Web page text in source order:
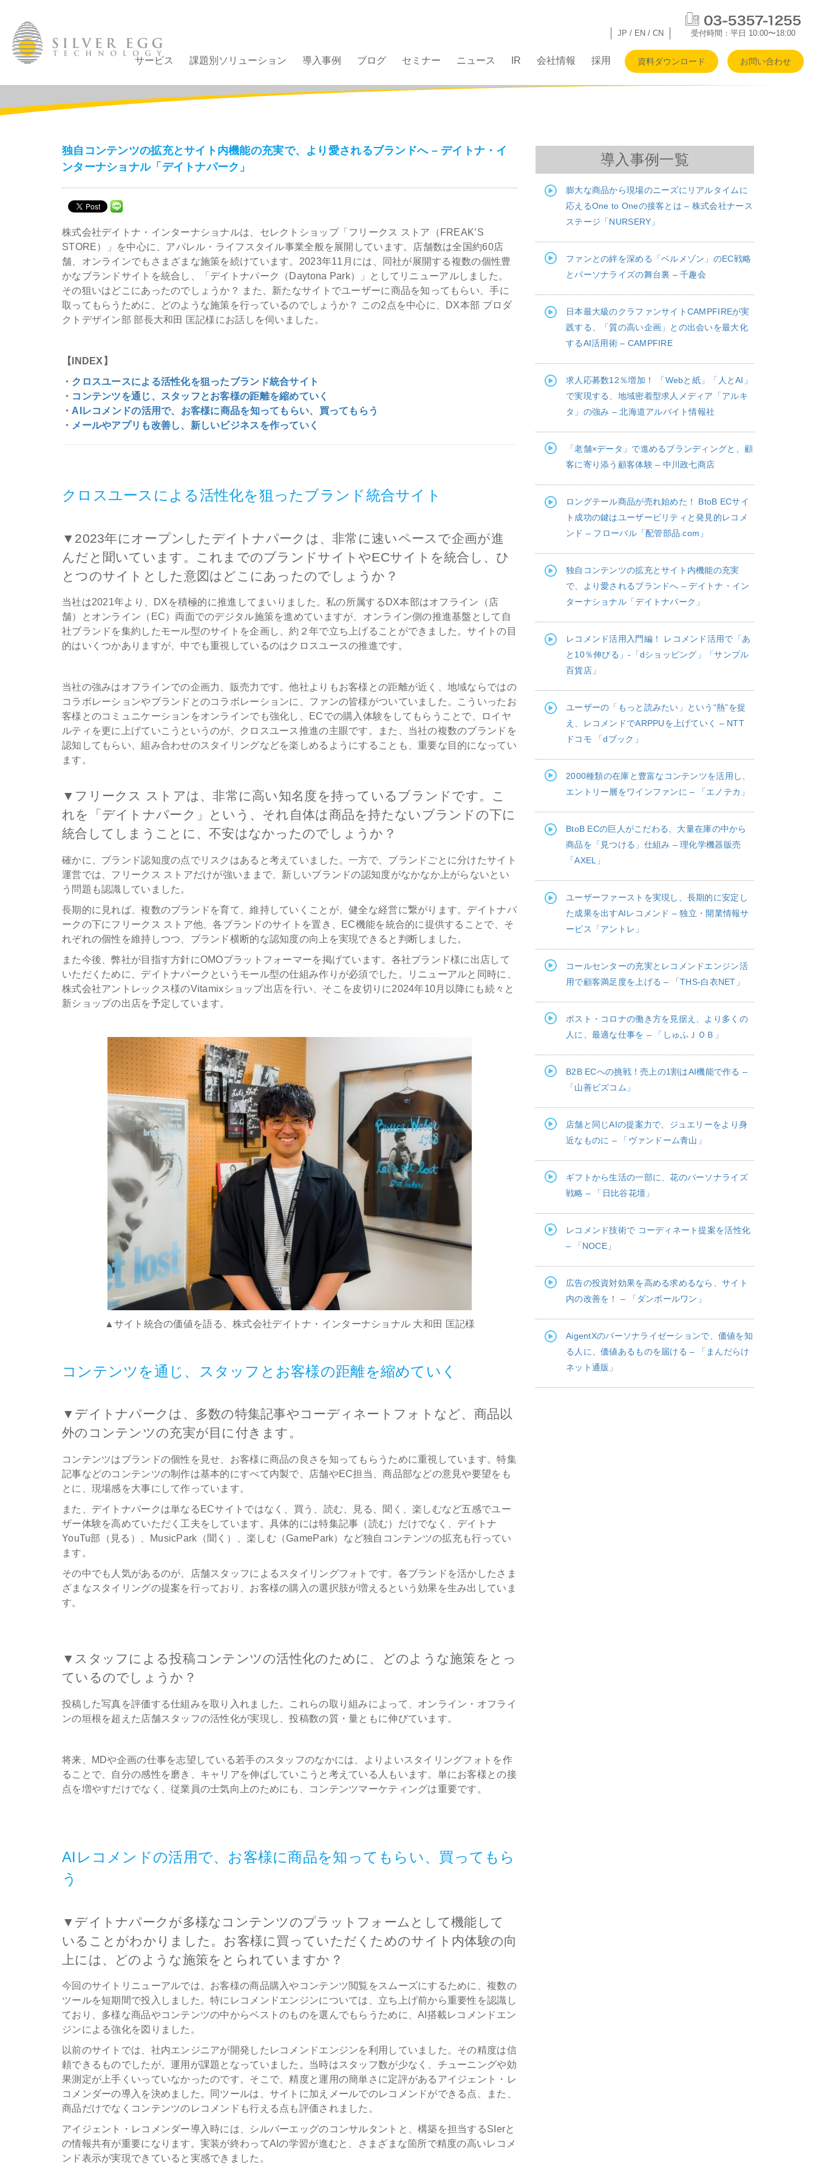
サービス 課題別ソリューション 導入事例 ブログ セミナー ニュース IR 会社情報 採用 資料ダウンロード お問い合わせ
受付時間：平日 10:00〜18:00
JP / EN / CN
独自コンテンツの拡充とサイト内機能の充実で、より愛されるブランドへ – デイトナ・イ
ンターナショナル「デイトナパーク」
株式会社デイトナ・インターナショナルは、セレクトショップ「フリークス ストア（FREAK’S
STORE）」を中心に、アパレル・ライフスタイル事業全般を展開しています。店舗数は全国約60店
舗、オンラインでもさまざまな施策を続けています。2023年11月には、同社が展開する複数の個性豊
かなブランドサイトを統合し、「デイトナパーク（Daytona Park）」としてリニューアルしました。
その狙いはどこにあったのでしょうか？ また、新たなサイトでユーザーに商品を知ってもらい、手に
取ってもらうために、どのような施策を行っているのでしょうか？ この2点を中心に、DX本部 プロダ
クトデザイン部 部長大和田 匡記様にお話しを伺いました。
【INDEX】
・ クロスユースによる活性化を狙ったブランド統合サイト
・ コンテンツを通じ、スタッフとお客様の距離を縮めていく
・ AIレコメンドの活用で、お客様に商品を知ってもらい、買ってもらう
・ メールやアプリも改善し、新しいビジネスを作っていく
クロスユースによる活性化を狙ったブランド統合サイト
▼2023年にオープンしたデイトナパークは、非常に速いペースで企画が進
んだと聞いています。これまでのブランドサイトやECサイトを統合し、ひ
とつのサイトとした意図はどこにあったのでしょうか？
当社は2021年より、DXを積極的に推進してまいりました。私の所属するDX本部はオフライン（店
舗）とオンライン（EC）両面でのデジタル施策を進めていますが、オンライン側の推進基盤として自
社ブランドを集約したモール型のサイトを企画し、約２年で立ち上げることができました。サイトの目
的はいくつかありますが、中でも重視しているのはクロスユースの推進です。
当社の強みはオフラインでの企画力、販売力です。他社よりもお客様との距離が近く、地域ならではの
コラボレーションやブランドとのコラボレーションに、ファンの皆様がついていました。こういったお
客様とのコミュニケーションをオンラインでも強化し、ECでの購入体験をしてもらうことで、ロイヤ
ルティを更に上げていこうというのが、クロスユース推進の主眼です。また、当社の複数のブランドを
認知してもらい、組み合わせのスタイリングなどを楽しめるようにすることも、重要な目的になってい
ます。
▼フリークス ストアは、非常に高い知名度を持っているブランドです。こ
れを「デイトナパーク」という、それ自体は商品を持たないブランドの下に
統合してしまうことに、不安はなかったのでしょうか？
確かに、ブランド認知度の点でリスクはあると考えていました。一方で、ブランドごとに分けたサイト
運営では、フリークス ストアだけが強いままで、新しいブランドの認知度がなかなか上がらないとい
う問題も認識していました。
長期的に見れば、複数のブランドを育て、維持していくことが、健全な経営に繋がります。デイトナパ
ークの下にフリークス ストア他、各ブランドのサイトを置き、EC機能を統合的に提供することで、そ
れぞれの個性を維持しつつ、ブランド横断的な認知度の向上を実現できると判断しました。
また今後、弊社が目指す方針にOMOプラットフォーマーを掲げています。各社ブランド様に出店して
いただくために、デイトナパークというモール型の仕組み作りが必須でした。リニューアルと同時に、
株式会社アントレックス様のVitamixショップ出店を行い、そこを皮切りに2024年10月以降にも続々と
新ショップの出店を予定しています。
▲サイト統合の価値を語る、株式会社デイトナ・インターナショナル 大和田 匡記様
コンテンツを通じ、スタッフとお客様の距離を縮めていく
▼デイトナパークは、多数の特集記事やコーディネートフォトなど、商品以
外のコンテンツの充実が目に付きます。
コンテンツはブランドの個性を見せ、お客様に商品の良さを知ってもらうために重視しています。特集
記事などのコンテンツの制作は基本的にすべて内製で、店舗やEC担当、商品部などの意見や要望をも
とに、現場感を大事にして作っています。
また、デイトナパークは単なるECサイトではなく、買う、読む、見る、聞く、楽しむなど五感でユー
ザー体験を高めていただく工夫をしています。具体的には特集記事（読む）だけでなく、デイトナ
YouTu部（見る）、MusicPark（聞く）、楽しむ（GamePark）など独自コンテンツの拡充も行ってい
ます。
その中でも人気があるのが、店舗スタッフによるスタイリングフォトです。各ブランドを活かしたさま
ざまなスタイリングの提案を行っており、お客様の購入の選択肢が増えるという効果を生み出していま
す。
▼スタッフによる投稿コンテンツの活性化のために、どのような施策をとっ
ているのでしょうか？
投稿した写真を評価する仕組みを取り入れました。これらの取り組みによって、オンライン・オフライ
ンの垣根を超えた店舗スタッフの活性化が実現し、投稿数の質・量ともに伸びています。
将来、MDや企画の仕事を志望している若手のスタッフのなかには、よりよいスタイリングフォトを作
ることで、自分の感性を磨き、キャリアを伸ばしていこうと考えている人もいます。単にお客様との接
点を増やすだけでなく、従業員の士気向上のためにも、コンテンツマーケティングは重要です。
AIレコメンドの活用で、お客様に商品を知ってもらい、買ってもら
う
▼デイトナパークが多様なコンテンツのプラットフォームとして機能して
いることがわかりました。お客様に買っていただくためのサイト内体験の向
上には、どのような施策をとられていますか？
今回のサイトリニューアルでは、お客様の商品購入やコンテンツ閲覧をスムーズにするために、複数の
ツールを短期間で投入しました。特にレコメンドエンジンについては、立ち上げ前から重要性を認識し
ており、多様な商品やコンテンツの中からベストのものを選んでもらうために、AI搭載レコメンドエン
ジンによる強化を図りました。
以前のサイトでは、社内エンジニアが開発したレコメンドエンジンを利用していました。その精度は信
頼できるものでしたが、運用が課題となっていました。当時はスタッフ数が少なく、チューニングや効
果測定が上手くいっていなかったのです。そこで、精度と運用の簡単さに定評があるアイジェント・レ
コメンダーの導入を決めました。同ツールは、サイトに加えメールでのレコメンドができる点、また、
商品だけでなくコンテンツのレコメンドも行える点も評価されました。
アイジェント・レコメンダー導入時には、シルバーエッグのコンサルタントと、構築を担当するSIerと
の情報共有が重要になります。実装が終わってAIの学習が進むと、さまざまな箇所で精度の高いレコメ
ンド表示が実現できていると実感できました。
導入事例一覧
膨大な商品から現場のニーズにリアルタイムに
応えるOne to Oneの接客とは – 株式会社ナース
ステージ「NURSERY」
ファンとの絆を深める「ベルメゾン」のEC戦略
とパーソナライズの舞台裏 – 千趣会
日本最大級のクラファンサイトCAMPFIREが実
践する、「質の高い企画」との出会いを最大化
するAI活用術 – CAMPFIRE
求人応募数12％増加！ 「Webと紙」「人とAI」
で実現する、地域密着型求人メディア「アルキ
タ」の強み – 北海道アルバイト情報社
「老舗×データ」で進めるブランディングと、顧
客に寄り添う顧客体験 – 中川政七商店
ロングテール商品が売れ始めた！ BtoB ECサイ
ト成功の鍵はユーザービリティと発見的レコメ
ンド – フローバル「配管部品.com」
独自コンテンツの拡充とサイト内機能の充実
で、より愛されるブランドへ – デイトナ・イン
ターナショナル「デイトナパーク」
レコメンド活用入門編！ レコメンド活用で「あ
と10％伸びる」-「dショッピング」「サンプル
百貨店」
ユーザーの「もっと読みたい」という“熱”を捉
え、レコメンドでARPPUを上げていく – NTT
ドコモ 「dブック」
2000種類の在庫と豊富なコンテンツを活用し、
エントリー層をワインファンに – 「エノテカ」
BtoB ECの巨人がこだわる、大量在庫の中から
商品を「見つける」仕組み – 理化学機器販売
「AXEL」
ユーザーファーストを実現し、長期的に安定し
た成果を出すAIレコメンド – 独立・開業情報サ
ービス「アントレ」
コールセンターの充実とレコメンドエンジン活
用で顧客満足度を上げる – 「THS-白衣NET」
ポスト・コロナの働き方を見据え、より多くの
人に、最適な仕事を – 「しゅふＪＯＢ」
B2B ECへの挑戦！売上の1割はAI機能で作る –
「山善ビズコム」
店舗と同じAIの提案力で、ジュエリーをより身
近なものに – 「ヴァンドーム青山」
ギフトから生活の一部に、花のパーソナライズ
戦略 – 「日比谷花壇」
レコメンド技術で コーディネート提案を活性化
– 「NOCE」
広告の投資対効果を高める求めるなら、サイト
内の改善を！ – 「ダンボールワン」
AigentXのパーソナライゼーションで、価値を知
る人に、価値あるものを届ける – 「まんだらけ
ネット通販」